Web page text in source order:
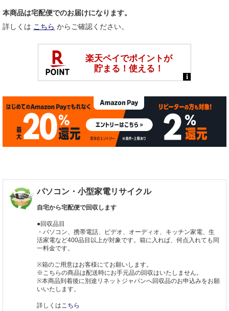
本商品は宅配便でのお届けになります。
詳しくは こちら からご確認ください。
パソコン・小型家電リサイクル
自宅から宅配便で回収します
●回収品目
・パソコン、携帯電話、ビデオ、オーディオ、キッチン家電、生
活家電など400品目以上が対象です。箱に入れば、何点入れても同
一料金です。
※箱のご用意はお客様にてお願いします。
※こちらの商品は配送時にお手元品の回収はいたしません。
※本商品到着後に別途リネットジャパンへ回収品のお申込みをお願
いいたします。
詳しくは こちら